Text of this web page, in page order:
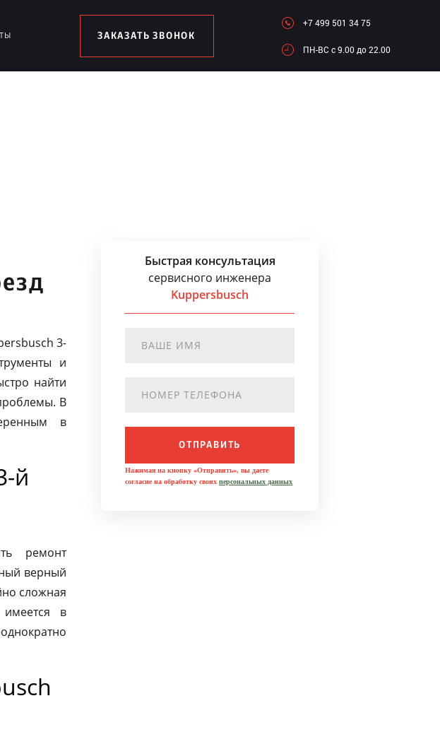
ЗАКАЗАТЬ ЗВОНОК
+7 499 501 34 75
ПН-ВC c 9.00 до 22.00
3-
и
найти
В
в
й
ремонт
верный
сложная
в
Быстрая консультация
сервисного инженера
Kuppersbusch
ОТПРАВИТЬ
Нажимая на кнопку «Отправить», вы даете
согласие на обработку своих персональных данных